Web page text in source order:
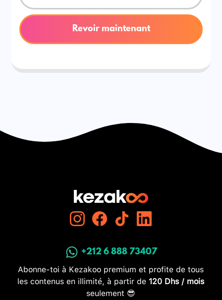
Revoir maintenant
+212 6 888 73407
Abonne-toi à Kezakoo premium et profite de tous
les contenus en illimité, à partir de 120 Dhs / mois
seulement 😎